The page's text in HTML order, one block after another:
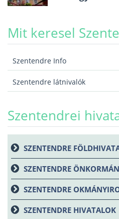
Mit keresel
Szentendre Info
Szentendre látnivalók
Szentendrei
SZENTENDRE
SZENTENDRE
SZENTENDRE
SZENTENDRE HIVATALOK